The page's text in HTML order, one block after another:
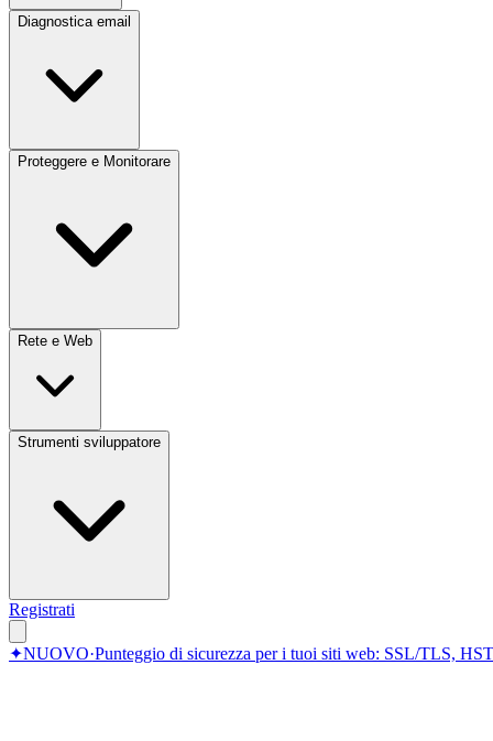
Diagnostica email
Proteggere e Monitorare
Rete e Web
Strumenti sviluppatore
Registrati
✦NUOVO·Punteggio di sicurezza per i tuoi siti web: SSL/TLS,